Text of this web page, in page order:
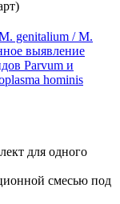
genitalium / M.
выявление
Parvum и
hominis